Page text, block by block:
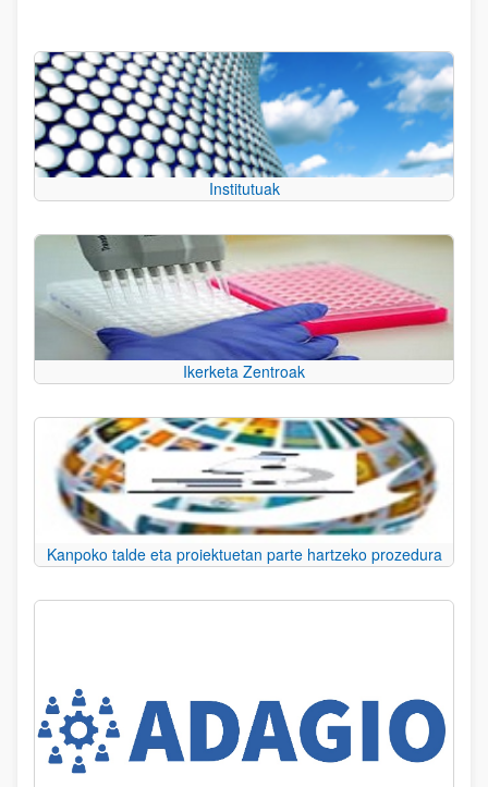
Institutuak
Ikerketa Zentroak
Kanpoko talde eta proiektuetan parte hartzeko prozedura